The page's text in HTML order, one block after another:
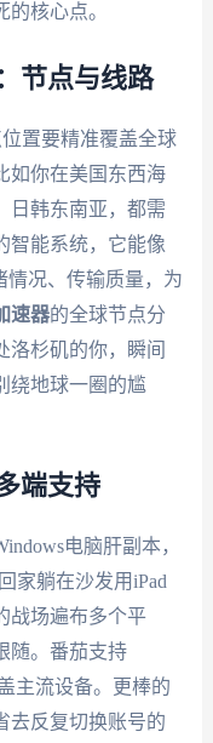
核心点。
节点与线路
置要精准覆盖全球
如你在美国东西海
日韩东南亚，都需
智能系统，它能像
情况、传输质量，为
速器的全球节点分
洛杉矶的你，瞬间
绕地球一圈的尴
端支持
电脑肝副本，
家躺在沙发用iPad
战场遍布多个平
随。番茄支持
主流设备。更棒的
去反复切换账号的